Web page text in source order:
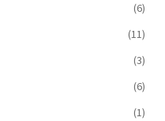
(6)
(11)
(3)
(6)
(1)